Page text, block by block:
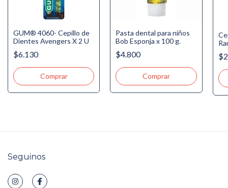
GUM® 4060- Cepillo de
Dientes Avengers X 2 U
$6.130
Pasta dental para niños
Bob Esponja x 100 g.
$4.800
(2
Seguinos